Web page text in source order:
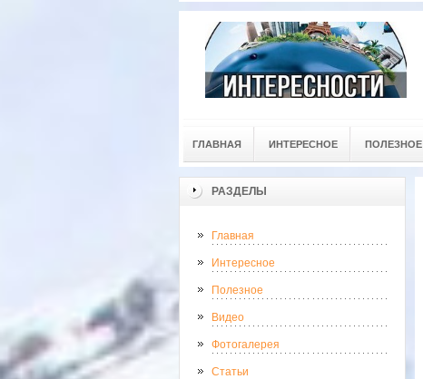
ГЛАВНАЯ ИНТЕРЕСНОЕ ПОЛЕЗНОЕ
РАЗДЕЛЫ
Главная
Интересное
Полезное
Видео
Фотогалерея
Статьи